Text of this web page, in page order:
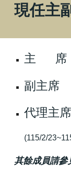
現任主
主 席
副主席
代理主
(115/2/
其餘成員請參